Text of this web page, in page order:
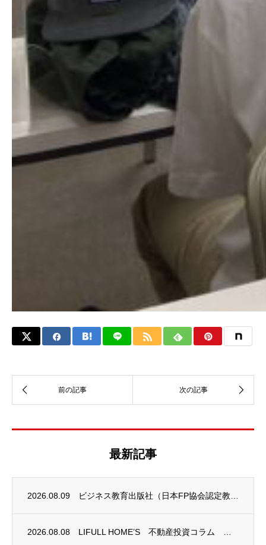
最新記事
2026.08.09
2026.08.08